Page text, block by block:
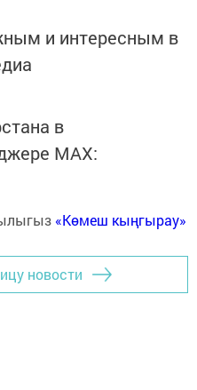
и интересным в
в
MАХ:
«Көмеш кыңгырау»
новости